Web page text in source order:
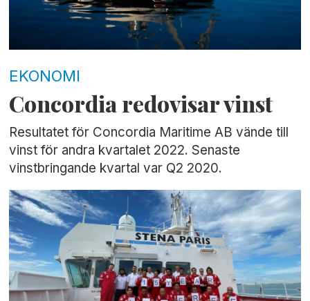
EKONOMI
Concordia redovisar vinst
Resultatet för Concordia Maritime AB vände till
vinst för andra kvartalet 2022. Senaste
vinstbringande kvartal var Q2 2020.